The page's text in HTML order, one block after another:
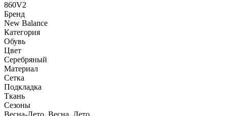
860V2
Бренд
New Balance
Категория
Обувь
Цвет
Серебряный
Материал
Сетка
Подкладка
Ткань
Сезоны
Весна-Лето, Весна, Лето